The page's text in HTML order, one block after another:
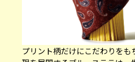
プリント柄だけにこだわりをも